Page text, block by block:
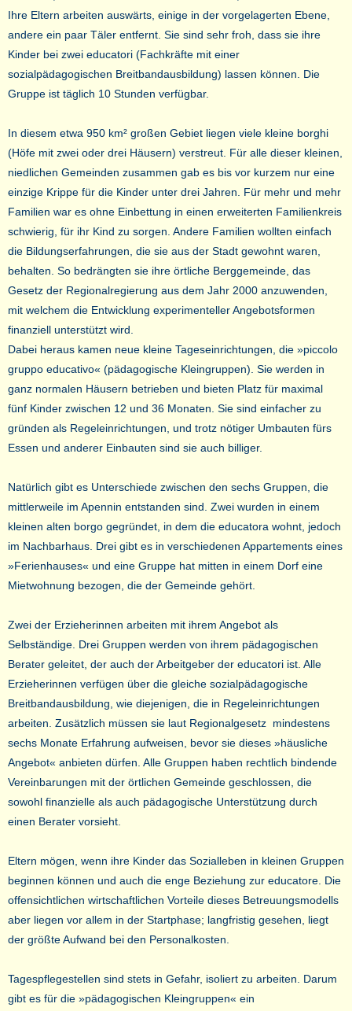
Ihre Eltern arbeiten auswärts, einige in der vorgelagerten Ebene,
andere ein paar Täler entfernt. Sie sind sehr froh, dass sie ihre
Kinder bei zwei educatori (Fachkräfte mit einer
sozialpädagogischen Breitbandausbildung) lassen können. Die
Gruppe ist täglich 10 Stunden verfügbar.
In diesem etwa 950 km² großen Gebiet liegen viele kleine borghi
(Höfe mit zwei oder drei Häusern) verstreut. Für alle dieser kleinen,
niedlichen Gemeinden zusammen gab es bis vor kurzem nur eine
einzige Krippe für die Kinder unter drei Jahren. Für mehr und mehr
Familien war es ohne Einbettung in einen erweiterten Familienkreis
schwierig, für ihr Kind zu sorgen. Andere Familien wollten einfach
die Bildungserfahrungen, die sie aus der Stadt gewohnt waren,
behalten. So bedrängten sie ihre örtliche Berggemeinde, das
Gesetz der Regionalregierung aus dem Jahr 2000 anzuwenden,
mit welchem die Entwicklung experimenteller Angebotsformen
finanziell unterstützt wird.
Dabei heraus kamen neue kleine Tageseinrichtungen, die »piccolo
gruppo educativo« (pädagogische Kleingruppen). Sie werden in
ganz normalen Häusern betrieben und bieten Platz für maximal
fünf Kinder zwischen 12 und 36 Monaten. Sie sind einfacher zu
gründen als Regeleinrichtungen, und trotz nötiger Umbauten fürs
Essen und anderer Einbauten sind sie auch billiger.
Natürlich gibt es Unterschiede zwischen den sechs Gruppen, die
mittlerweile im Apennin entstanden sind. Zwei wurden in einem
kleinen alten borgo gegründet, in dem die educatora wohnt, jedoch
im Nachbarhaus. Drei gibt es in verschiedenen Appartements eines
»Ferienhauses« und eine Gruppe hat mitten in einem Dorf eine
Mietwohnung bezogen, die der Gemeinde gehört.
Zwei der Erzieherinnen arbeiten mit ihrem Angebot als
Selbständige. Drei Gruppen werden von ihrem pädagogischen
Berater geleitet, der auch der Arbeitgeber der educatori ist. Alle
Erzieherinnen verfügen über die gleiche sozialpädagogische
Breitbandausbildung, wie diejenigen, die in Regeleinrichtungen
arbeiten. Zusätzlich müssen sie laut Regionalgesetz mindestens
sechs Monate Erfahrung aufweisen, bevor sie dieses »häusliche
Angebot« anbieten dürfen. Alle Gruppen haben rechtlich bindende
Vereinbarungen mit der örtlichen Gemeinde geschlossen, die
sowohl finanzielle als auch pädagogische Unterstützung durch
einen Berater vorsieht.
Eltern mögen, wenn ihre Kinder das Sozialleben in kleinen Gruppen
beginnen können und auch die enge Beziehung zur educatore. Die
offensichtlichen wirtschaftlichen Vorteile dieses Betreuungsmodells
aber liegen vor allem in der Startphase; langfristig gesehen, liegt
der größte Aufwand bei den Personalkosten.
Tagespflegestellen sind stets in Gefahr, isoliert zu arbeiten. Darum
gibt es für die »pädagogischen Kleingruppen« ein